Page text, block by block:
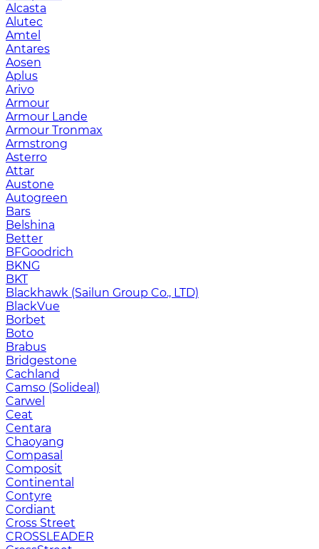
Alcasta
Alutec
Amtel
Antares
Aosen
Aplus
Arivo
Armour
Armour Lande
Armour Tronmax
Armstrong
Asterro
Attar
Austone
Autogreen
Bars
Belshina
Better
BFGoodrich
BKNG
BKT
Blackhawk (Sailun Group Co., LTD)
BlackVue
Borbet
Boto
Brabus
Bridgestone
Cachland
Camso (Solideal)
Carwel
Ceat
Centara
Chaoyang
Compasal
Composit
Continental
Contyre
Cordiant
Cross Street
CROSSLEADER